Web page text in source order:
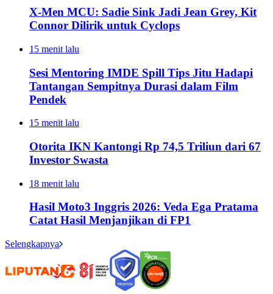
X-Men MCU: Sadie Sink Jadi Jean Grey, Kit
Connor Dilirik untuk Cyclops
15 menit lalu
Sesi Mentoring IMDE Spill Tips Jitu Hadapi
Tantangan Sempitnya Durasi dalam Film
Pendek
15 menit lalu
Otorita IKN Kantongi Rp 74,5 Triliun dari 67
Investor Swasta
18 menit lalu
Hasil Moto3 Inggris 2026: Veda Ega Pratama
Catat Hasil Menjanjikan di FP1
Selengkapnya